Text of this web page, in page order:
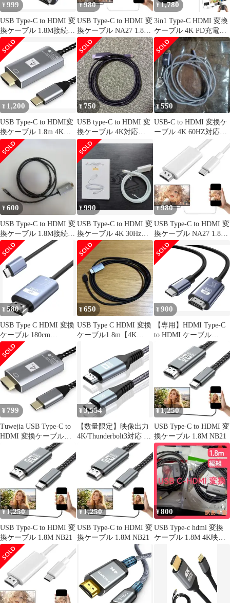
¥ 999
USB Type-C to HDMI 変
換ケーブル 1.8M接続ケ
ーブル
¥ 980
USB Type-C to HDMI 変
換ケーブル NA27 1.8M
白色
¥ 1,780
3in1 Type-C HDMI 変換
ケーブル 4K PD充電
USB3.0
¥ 1,200
USB Type-C to HDMI変
換ケーブル 1.8m 4K映
像出力
¥750
USB type-C to HDMI 変
換ケーブル 4K対応
1.8m
¥550
USB-C to HDMI 変換ケ
ーブル 4K 60HZ対応
¥600
USB Type-C to HDMI 変
換ケーブル 1.8M接続ケ
ーブル
¥990
USB Type-C to HDMI 変
換ケーブル 4K 30Hz
1.8m
¥980
USB Type-C to HDMI 変
換ケーブル NA27 1.8M
白色
¥ 580
USB Type C HDMI 変換
ケーブル 180cm
4K@30Hz対応
¥650
USB Type C HDMI 変換
ケーブル1.8m【4K
¥ 900
【専用】HDMI Type-C
to HDMI ケーブル
1.8m【4K 対応
¥ 799
Tuwejia USB Type-C to
HDMI 変換ケーブル
¥ 3,554
【数量限定】映像出力
4K/Thunderbolt3対応 携
帯画面をテレビに映す
タイプC 変換 hdmiケー
ブル iPhone HDMI 17 16
HDMI 15 Pro C
MaxMacBook Pro/iPad
USB Pro/XPS 15/Surfa
¥ 1,250
USB Type-C to HDMI 変
換ケーブル 1.8M NB21
¥ 1,250
USB Type-C to HDMI 変
換ケーブル 1.8M NB21
¥ 1,250
USB Type-C to HDMI 変
換ケーブル 1.8M NB21
¥800
USB Type-c hdmi 変換
ケーブル 1.8M 4K映像
ケーブル タイプc スマ
ホ テレビ接続 usb c
thunderbolt 3 変換アダ